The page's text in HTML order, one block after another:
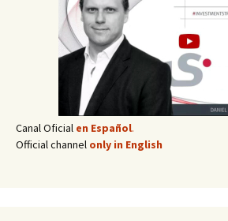
Canal Oficial en Español.
Official channel only in English